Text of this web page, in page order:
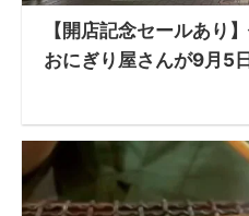
【開店記念セールあり
おにぎり屋さんが9月5